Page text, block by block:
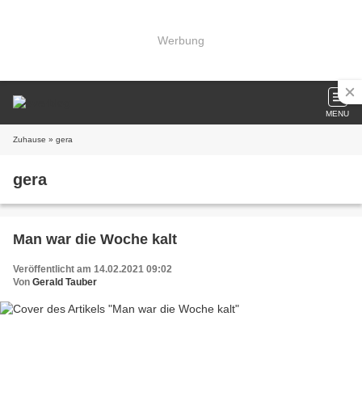
Werbung
MENU
Zuhause » gera
gera
Man war die Woche kalt
Veröffentlicht am 14.02.2021 09:02
Von Gerald Tauber